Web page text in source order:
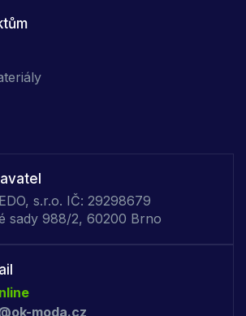
s.r.o. IČ: 29298679
sady 988/2, 60200 Brno
moda.cz